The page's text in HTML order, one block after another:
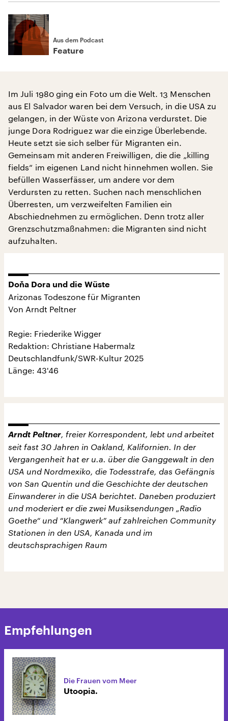
Aus dem Podcast
Feature
Im Juli 1980 ging ein Foto um die Welt. 13 Menschen
aus El Salvador waren bei dem Versuch, in die USA zu
gelangen, in der Wüste von Arizona verdurstet. Die
junge Dora Rodriguez war die einzige Überlebende.
Heute setzt sie sich selber für Migranten ein.
Gemeinsam mit anderen Freiwilligen, die die „killing
fields“ im eigenen Land nicht hinnehmen wollen. Sie
befüllen Wasserfässer, um andere vor dem
Verdursten zu retten. Suchen nach menschlichen
Überresten, um verzweifelten Familien ein
Abschiednehmen zu ermöglichen. Denn trotz aller
Grenzschutzmaßnahmen: die Migranten sind nicht
aufzuhalten.
Doňa Dora und die Wüste
Arizonas Todeszone für Migranten
Von Arndt Peltner
Regie: Friederike Wigger
Redaktion: Christiane Habermalz
Deutschlandfunk/SWR-Kultur 2025
Länge: 43'46
Arndt Peltner, freier Korrespondent, lebt und arbeitet
seit fast 30 Jahren in Oakland, Kalifornien. In der
Vergangenheit hat er u.a. über die Ganggewalt in den
USA und Nordmexiko, die Todesstrafe, das Gefängnis
von San Quentin und die Geschichte der deutschen
Einwanderer in die USA berichtet. Daneben produziert
und moderiert er die zwei Musiksendungen „Radio
Goethe“ und “Klangwerk” auf zahlreichen Community
Stationen in den USA, Kanada und im
deutschsprachigen Raum
Empfehlungen
Die Frauen vom Meer
Utoopia.